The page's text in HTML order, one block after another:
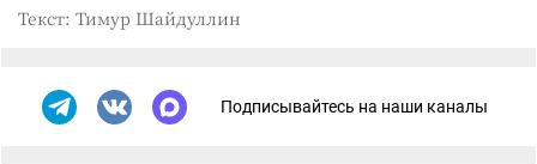
Текст: Тимур Шайдуллин
Подписывайтесь на наши каналы